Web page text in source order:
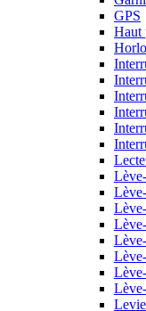
GPS
Haut